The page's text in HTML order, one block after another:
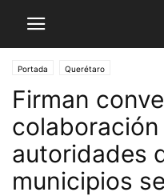
Portada Querétaro
Firman
autoridades
municipios